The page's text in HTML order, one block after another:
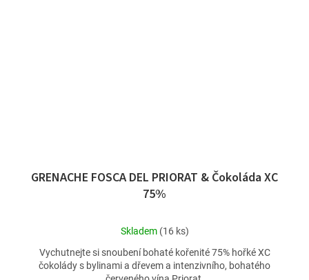
GRENACHE FOSCA DEL PRIORAT & Čokoláda XC
75%
Průměrné
produktu
je
Skladem (16 ks)
Vychutnejte si snoubení bohaté kořenité 75% hořké XC
čokolády s bylinami a dřevem a intenzivního, bohatého